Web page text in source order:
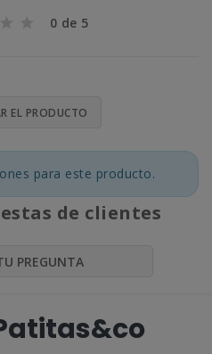
0 de 5
EL PRODUCTO
para este producto.
de clientes
PREGUNTA